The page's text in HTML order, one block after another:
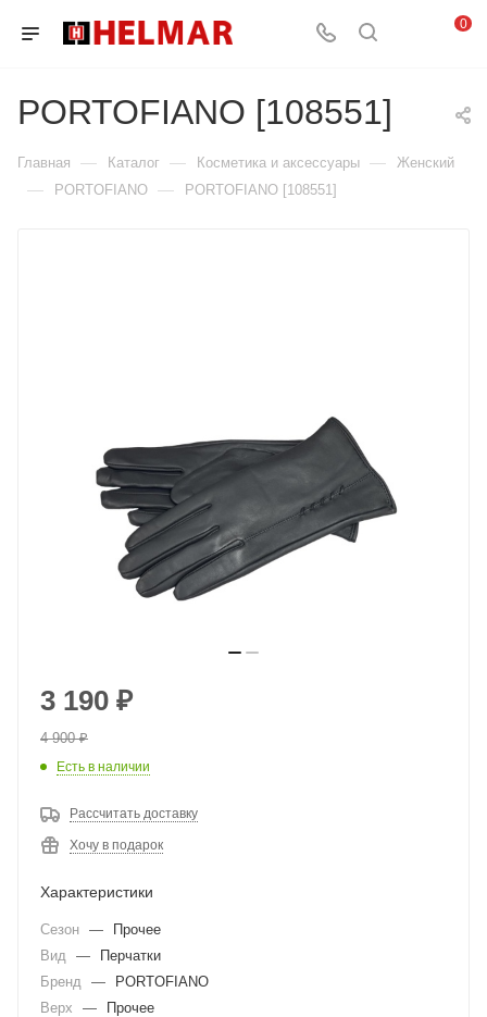
0
PORTOFIANO [108551]
Главная — Каталог — Косметика и аксессуары — Женский
— PORTOFIANO — PORTOFIANO [108551]
3 190 ₽
4 900₽
Есть в наличии
Рассчитать доставку
Хочу в подарок
Характеристики
Сезон —
Прочее
Вид
—
Перчатки
Бренд
—
PORTOFIANO
Верх
—
Прочее